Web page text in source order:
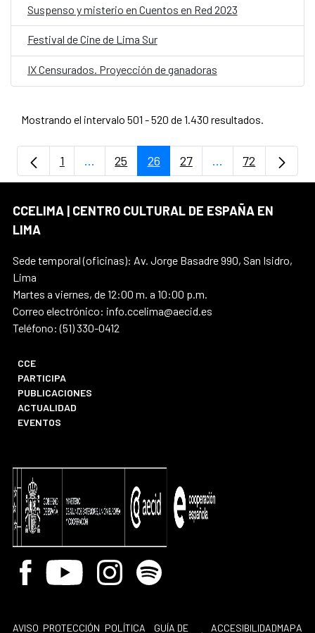
Suspenso y misterio en Cuentos en Red 2023
Festival de Cine de Lima Sur
IX Censurados. Proyección de ganadoras
Mostrando el intervalo 501 - 520 de 1.430 resultados.
Página
1 ...Páginas intermedias Use TAB para
Página
25 Página
26 Página
27 ...PáginasPágina
72
CCELIMA | CENTRO CULTURAL DE ESPAÑA EN
LIMA
Sede temporal (oficinas): Av. Jorge Basadre 990, San Isidro,
Lima
Martes a viernes, de 12:00 m. a 10:00 p.m.
Correo electrónico: info.ccelima@aecid.es
Teléfono: (51) 330-0412
CCE
PARTICIPA
PUBLICACIONES
ACTUALIDAD
EVENTOS
Facebook
Youtube InstagramSpotify
AVISO PROTECCIÓN POLÍTICA
GUÍA DE
ACCESIBILIDADMAPA